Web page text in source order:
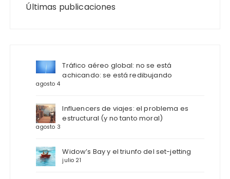
Últimas publicaciones
Tráfico aéreo global: no se está
achicando: se está redibujando
agosto 4
Influencers de viajes: el problema es
estructural (y no tanto moral)
agosto 3
Widow’s Bay y el triunfo del set-jetting
julio 21